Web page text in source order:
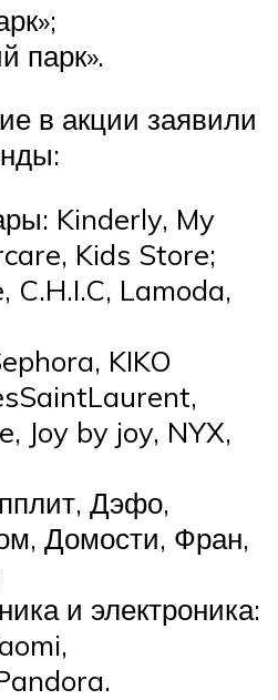
парк».
в акции заявили
Kinderly, My
Kids Store;
C.H.I.C, Lamoda,
KIKO
Joy by joy, NYX,
Дэфо,
Домости, Фран,
и электроника: